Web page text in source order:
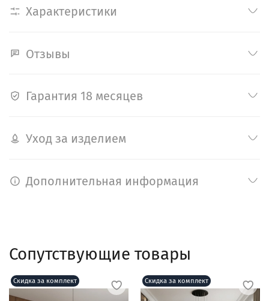
Характеристики
Отзывы
Гарантия 18 месяцев
Уход за изделием
Дополнительная информация
Сопутствующие товары
Скидка за комплект Скидка за комплект